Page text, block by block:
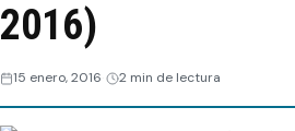
Webisodios
2016)
15 enero, 2016 2 min de lectura